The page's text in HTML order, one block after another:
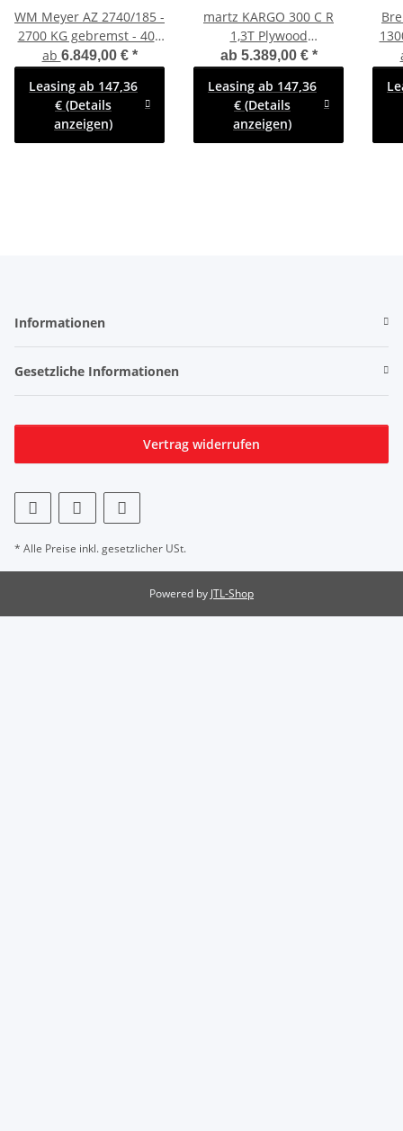
WM Meyer AZ 2740/185 -
2700 KG gebremst - 401
x 185 x 205
Kofferanhänger
Sandwich Aufbau
ab 6.849,00 € *
Leasing ab 147,36
€ (Details
anzeigen)
martz KARGO 300 C R
1,3T Plywood
Kofferanhänger mit
Rampe - gebremst mit
Zurrleisten -
Heckstützen - 100 KM/H
ab 5.389,00 € *
Leasing ab 147,36
€ (Details
anzeigen)
Koffer -
mit
Informationen
Gesetzliche Informationen
Vertrag widerrufen
* Alle Preise inkl. gesetzlicher USt.
Powered by JTL-Shop